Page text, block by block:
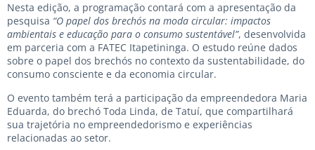
Nesta edição, a programação contará com a apresentação da
pesquisa “O papel dos brechós na moda circular: impactos
ambientais e educação para o consumo sustentável”, desenvolvida
em parceria com a FATEC Itapetininga. O estudo reúne dados
sobre o papel dos brechós no contexto da sustentabilidade, do
consumo consciente e da economia circular.
O evento também terá a participação da empreendedora Maria
Eduarda, do brechó Toda Linda, de Tatuí, que compartilhará
sua trajetória no empreendedorismo e experiências
relacionadas ao setor.